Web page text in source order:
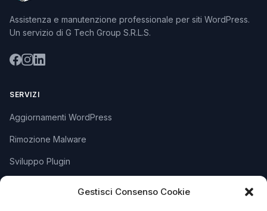
Gestisci Consenso Cookie
Assistenza e manutenzione professionale per siti WordPress.
Un servizio di G Tech Group S.R.L.S.
SERVIZI
Aggiornamenti WordPress
Rimozione Malware
Sviluppo Plugin